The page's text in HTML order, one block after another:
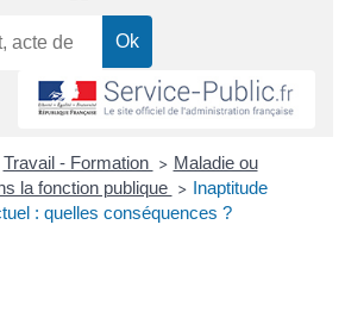
Travail - Formation > Maladie ou
la fonction publique > Inaptitude
: quelles conséquences ?